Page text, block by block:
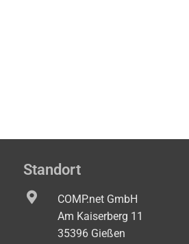
Standort
COMP.net GmbH
Am Kaiserberg 11
35396 Gießen